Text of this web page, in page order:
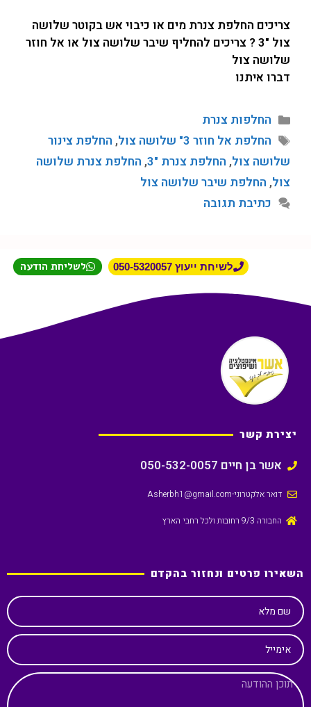
צריכים החלפת צנרת מים או כיבוי אש בקוטר שלושה
צול "3 ? צריכים להחליף שיבר שלושה צול או אל חוזר
שלושה צול
דברו איתנו
החלפות צנרת
החלפת אל חוזר 3" שלושה צול
, החלפת צינור
שלושה צול, החלפת צנרת "3 , החלפת צנרת שלושה
צול, החלפת שיבר שלושה צול
כתיבת תגובה
לשיחת ייעוץ 050-5320057 לשליחת הודעה
יצירת קשר
אשר בן חיים 050-532-0057
דואר אלקטרוני-Asherbh1@gmail.com
החבורה 9/3 רחובות ולכל רחבי הארץ
השאירו פרטים ונחזור בהקדם
שם מלא
אימייל